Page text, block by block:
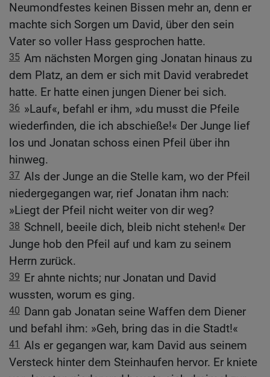
Neumondfestes keinen Bissen mehr an, denn er
machte sich Sorgen um David, über den sein
Vater so voller Hass gesprochen hatte.
35 Am nächsten Morgen ging Jonatan hinaus zu
dem Platz, an dem er sich mit David verabredet
hatte. Er hatte einen jungen Diener bei sich.
36 »Lauf«, befahl er ihm, »du musst die Pfeile
wiederfinden, die ich abschieße!« Der Junge lief
los und Jonatan schoss einen Pfeil über ihn
hinweg.
37 Als der Junge an die Stelle kam, wo der Pfeil
niedergegangen war, rief Jonatan ihm nach:
»Liegt der Pfeil nicht weiter von dir weg?
38 Schnell, beeile dich, bleib nicht stehen!« Der
Junge hob den Pfeil auf und kam zu seinem
Herrn zurück.
39 Er ahnte nichts; nur Jonatan und David
wussten, worum es ging.
40 Dann gab Jonatan seine Waffen dem Diener
und befahl ihm: »Geh, bring das in die Stadt!«
41 Als er gegangen war, kam David aus seinem
Versteck hinter dem Steinhaufen hervor. Er kniete